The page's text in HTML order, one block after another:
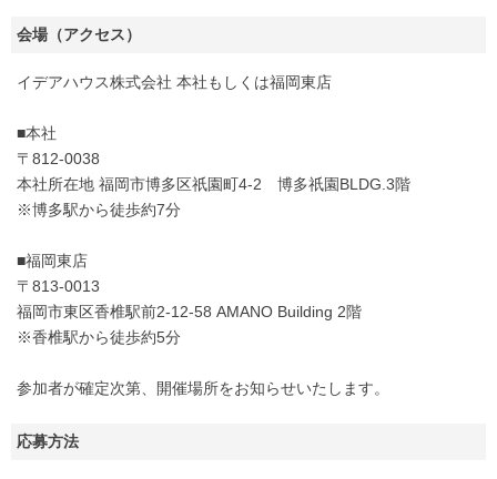
会場（アクセス）
イデアハウス株式会社 本社もしくは福岡東店
■本社
〒812-0038
本社所在地 福岡市博多区祇園町4-2 博多祇園BLDG.3階
※博多駅から徒歩約7分
■福岡東店
〒813-0013
福岡市東区香椎駅前2-12-58 AMANO Building 2階
※香椎駅から徒歩約5分
参加者が確定次第、開催場所をお知らせいたします。
応募方法